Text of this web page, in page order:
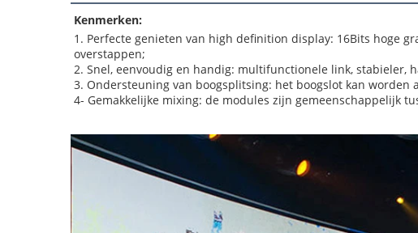
Kenmerken:
1. Perfecte genieten van high definition display: 16Bits hoge
overstappen;
2. Snel, eenvoudig en handig: multifunctionele link, stabieler,
3. Ondersteuning van boogsplitsing: het boogslot kan
4- Gemakkelijke mixing: de modules zijn gemeenschappelijk